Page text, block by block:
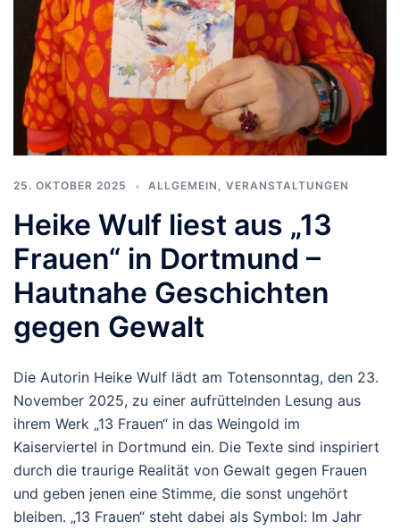
25. OKTOBER 2025 ALLGEMEIN , VERANSTALTUNGEN
Heike Wulf liest aus „13
Frauen“ in Dortmund –
Hautnahe Geschichten
gegen Gewalt
Die Autorin Heike Wulf lädt am Totensonntag, den 23.
November 2025, zu einer aufrüttelnden Lesung aus
ihrem Werk „13 Frauen“ in das Weingold im
Kaiserviertel in Dortmund ein. Die Texte sind inspiriert
durch die traurige Realität von Gewalt gegen Frauen
und geben jenen eine Stimme, die sonst ungehört
bleiben. „13 Frauen“ steht dabei als Symbol: Im Jahr